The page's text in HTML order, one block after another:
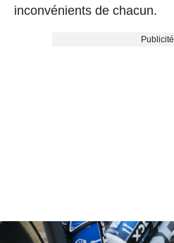
inconvénients de chacun.
Publicité